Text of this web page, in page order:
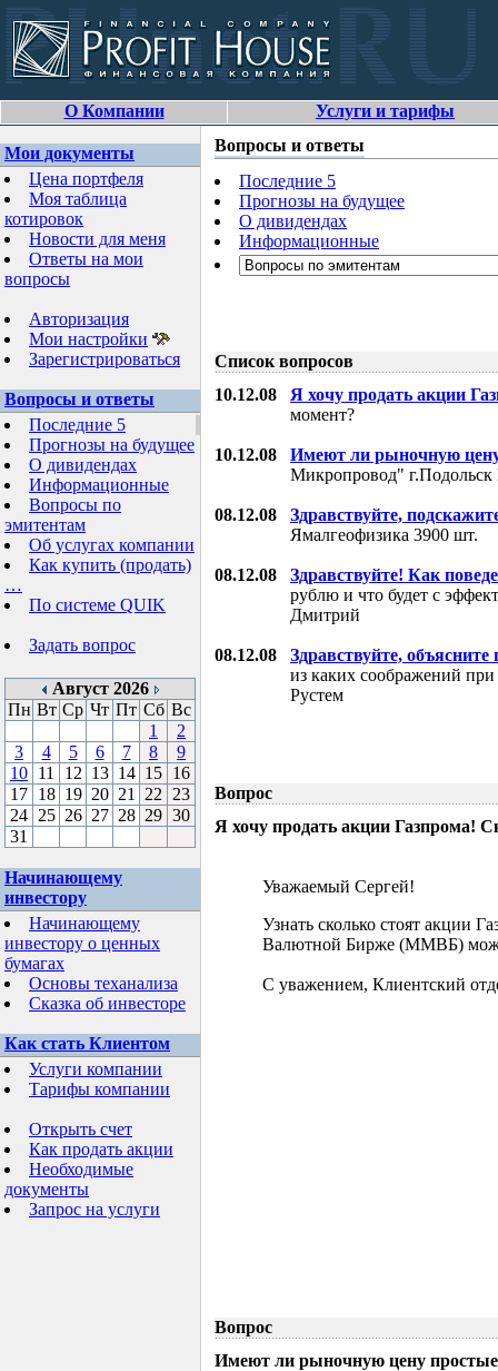
О Компании Услуги и тарифы
Мои документы
Цена портфеля
Моя таблица
котировок
Новости для меня
Ответы на мои
вопросы
Авторизация
Мои настройки
Зарегистрироваться
Вопросы и ответы
Последние 5
Прогнозы на будущее
О дивидендах
Информационные
Вопросы по
эмитентам
Об услугах компании
Как купить (продать)
…
По системе QUIK
Задать вопрос
Август 2026
Пн Вт Ср Чт Пт Сб Вс
1
2
3
4 5 6 7 8
9
10 11 12 13 14 15 16
17 18 19 20 21 22
23
24 25 26 27 28 29 30
31
Начинающему
инвестору
Начинающему
инвестору о ценных
бумагах
Основы теханализа
Сказка об инвесторе
Как стать Клиентом
Услуги компании
Тарифы компании
Открыть счет
Как продать акции
Необходимые
документы
Запрос на услуги
Вопросы и ответы
Последние 5
Прогнозы на будущее
О дивидендах
Информационные
Список вопросов
10.12.08 Я хочу продать акции
момент?
10.12.08
Имеют ли рыночную
Микропровод"
08.12.08
Здравствуйте,
Ямалгеофизика 3900 шт.
08.12.08
Здравствуйте! Как
рублю и что будет с
Дмитрий
08.12.08
Здравствуйте, объясните
из каких соображений
Рустем
Вопрос
Я хочу продать акции Газпрома!
Уважаемый Сергей!
Узнать сколько стоят акции
Валютной Бирже (ММВБ)
С уважением, Клиентский
Вопрос
Имеют ли рыночную цену